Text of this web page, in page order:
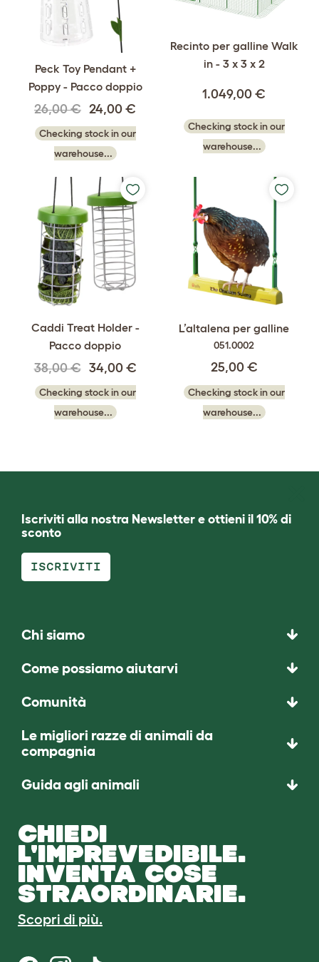
Peck Toy Pendant +
Poppy - Pacco doppio
26,00 € 24,00 €
Checking stock in our
warehouse...
Recinto per galline Walk
in - 3 x 3 x 2
1.049,00 €
Checking stock in our
warehouse...
Caddi Treat Holder -
Pacco doppio
38,00 € 34,00 €
Checking stock in our
warehouse...
L’altalena per galline
051.0002
25,00 €
Checking stock in our
warehouse...
Iscriviti alla nostra Newsletter e ottieni il 10% di
sconto
ISCRIVITI
Chi siamo
Come possiamo aiutarvi
Comunità
Le migliori razze di animali da
compagnia
Guida agli animali
CHIEDI
L'IMPREVEDIBILE.
INVENTA COSE
STRAORDINARIE.
Scopri di più.